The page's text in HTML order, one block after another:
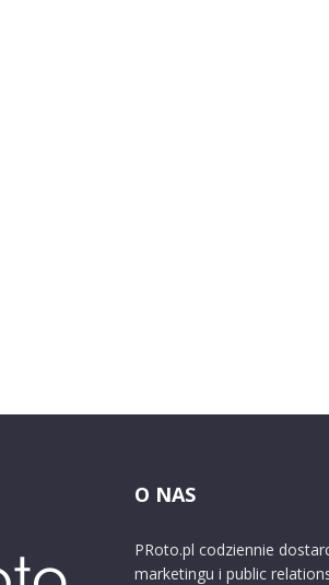
O NAS
PRoto.pl codziennie
marketingu i public